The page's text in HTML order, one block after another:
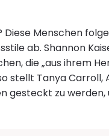
Menschen
ab. Shannon
die „aus ihrem
stellt Tanya Carroll,
gesteckt zu